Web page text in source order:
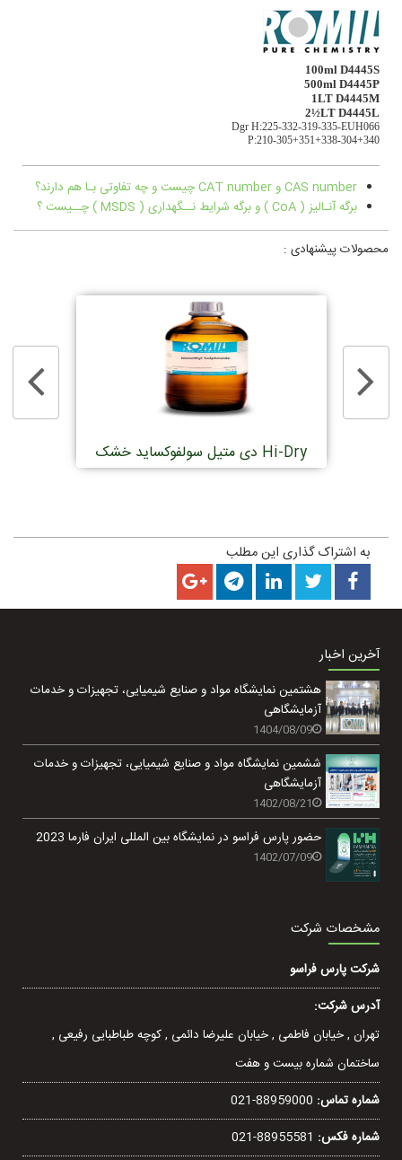
100ml D4445S
500ml D4445P
1LT D4445M
2½LT D4445L
Dgr H:225-332-319-335-EUH066
P:210-305+351+338-304+340
CAS number و CAT number چیست و چه تفاوتی بـا هم دارند؟
برگه آنـالیز ( CoA ) و برگه شرایط نــگهداری ( MSDS ) چــیست ؟
محصولات پیشنهادی :
دی متیل سولفوکساید خشک Hi-Dry
به اشتراک گذاری این مطلب
آخرین اخبار
هشتمین نمایشگاه مواد و صنایع شیمیایی، تجهیزات و خدمات
آزمایشگاهی
1404/08/09
ششمین نمایشگاه مواد و صنایع شیمیایی، تجهیزات و خدمات
آزمایشگاهی
1402/08/21
حضور پارس فراسو در نمایشگاه بین المللی ایران فارما 2023
1402/07/09
مشخصات شرکت
شرکت پارس فراسو
آدرس شرکت:
تهران , خيابان فاطمی , خیابان عليرضا دائمی , کوچه طباطبایی رفيعی ,
ساختمان شماره بیست و هفت
شماره تماس: 021-88959000
شماره فکس: 021-88955581